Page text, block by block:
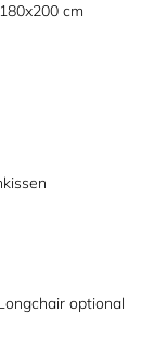
cm
optional